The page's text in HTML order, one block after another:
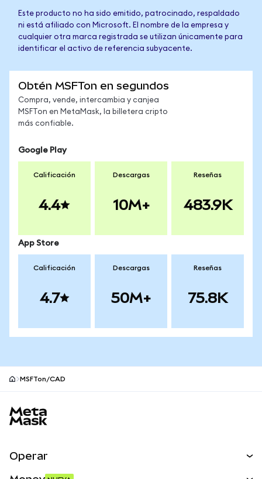
Este producto no ha sido emitido, patrocinado, respaldado
ni está afiliado con Microsoft. El nombre de la empresa y
cualquier otra marca registrada se utilizan únicamente para
identificar el activo de referencia subyacente.
Obtén MSFTon en segundos
Compra, vende, intercambia y canjea
MSFTon en MetaMask, la billetera cripto
más confiable.
Google Play
Calificación
4.4
Descargas
10M+
Reseñas
483.9K
App Store
Calificación
4.7
Descargas
50M+
Reseñas
75.8K
MSFTon/CAD
Operar